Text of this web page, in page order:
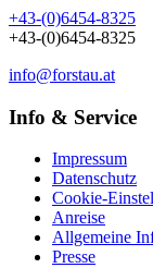
+43-(0)6454-8325
+43-(0)6454-8325
info@forstau.at
Info & Service
Impressum
Datenschutz
Cookie-
Anreise
Allgemeine
Presse